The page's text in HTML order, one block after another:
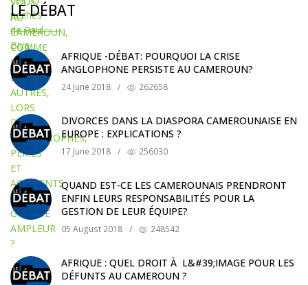
LE DÉBAT
AFRIQUE -DÉBAT: POURQUOI LA CRISE
ANGLOPHONE PERSISTE AU CAMEROUN?
24 June 2018 / 262658
DIVORCES DANS LA DIASPORA CAMEROUNAISE EN
EUROPE : EXPLICATIONS ?
17 June 2018 / 256030
QUAND EST-CE LES CAMEROUNAIS PRENDRONT
ENFIN LEURS RESPONSABILITÉS POUR LA
GESTION DE LEUR ÉQUIPE?
05 August 2018 / 248542
AFRIQUE : QUEL DROIT À L&#39;IMAGE POUR LES
DÉFUNTS AU CAMEROUN ?